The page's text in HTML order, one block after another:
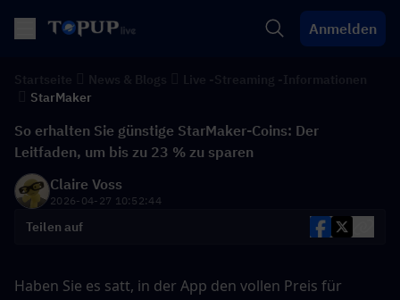
Anmelden
StarMaker
So erhalten Sie günstige StarMaker-Coins: Der
Leitfaden, um bis zu 23 % zu sparen
Claire Voss
2026-04-27 10:52:44
Teilen auf
Haben Sie es satt, in der App den vollen Preis für